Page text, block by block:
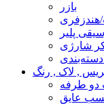
بازر
پلیر
شارژی
دسته‌بندی
, لاک , رنگ
طرفه
عایق